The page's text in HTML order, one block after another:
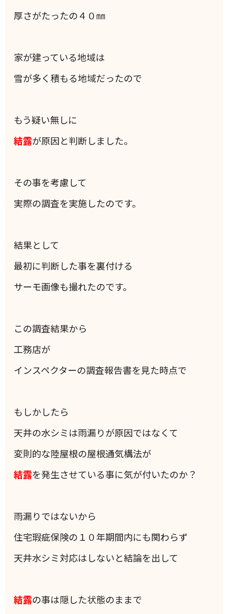
厚さがたったの４０㎜
家が建っている地域は
雪が多く積もる地域だったので
もう疑い無しに
結露が原因と判断しました。
その事を考慮して
実際の調査を実施したのです。
結果として
最初に判断した事を裏付ける
サーモ画像も撮れたのです。
この調査結果から
工務店が
インスペクターの調査報告書を見た時点で
もしかしたら
天井の水シミは雨漏りが原因ではなくて
変則的な陸屋根の屋根通気構法が
結露を発生させている事に気が付いたのか？
雨漏りではないから
住宅瑕疵保険の１０年期間内にも関わらず
天井水シミ対応はしないと結論を出して
結露の事は隠した状態のままで